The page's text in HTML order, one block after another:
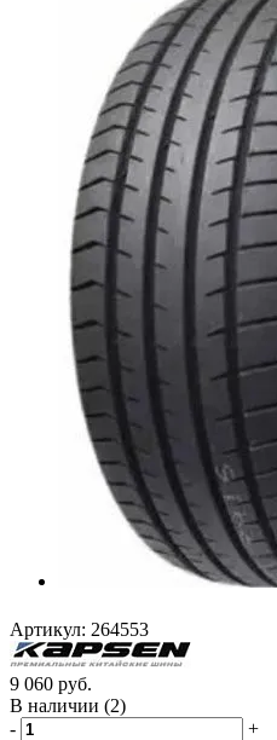
Артикул: 264553
9 060 руб.
В наличии (2)
-
+